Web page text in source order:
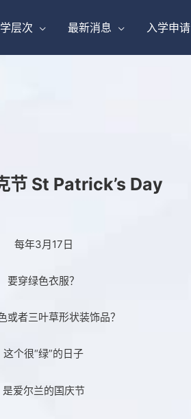
层次 最新消息 入学申请
节 St Patrick’s Day
每年3月17日
要穿绿色衣服？
或者三叶草形状装饰品？
这个很“绿”的日子
是爱尔兰的国庆节